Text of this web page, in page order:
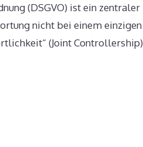
(DSGVO) ist ein zentraler
nicht bei einem einzigen
(Joint Controllership)